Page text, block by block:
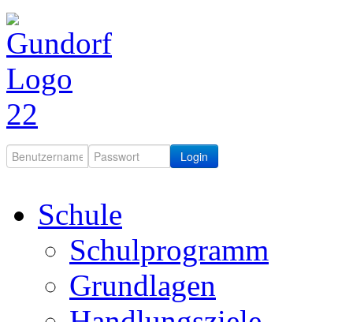
Login
Schule
Schulprogramm
Grundlagen